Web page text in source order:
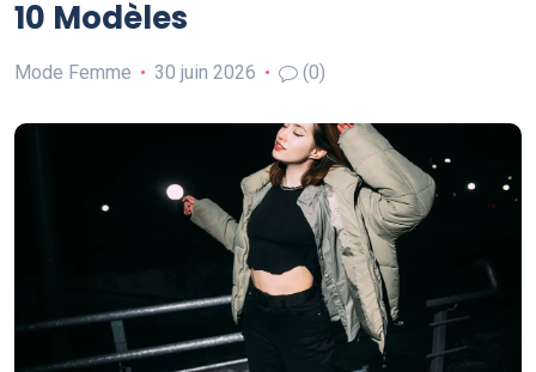
10 Modèles
Mode Femme 30 juin 2026 (0)